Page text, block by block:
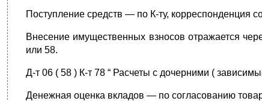
Поступление средств — по К-ту, корреспонденция
Внесение имущественных взносов отражается
или 58.
Д-т 06 ( 58 ) К-т 78 “ Расчеты с дочерними (
Денежная оценка вкладов — по согласованию